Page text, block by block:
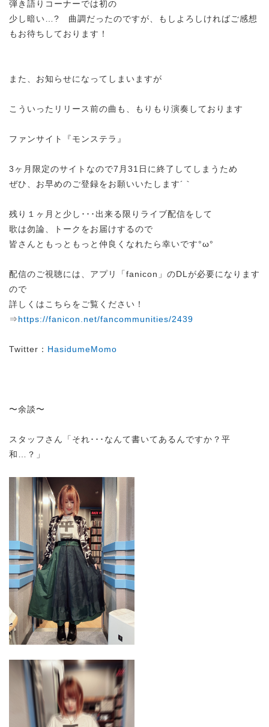
弾き語りコーナーでは初の
少し暗い…? 曲調だったのですが、もしよろしければご感想
もお待ちしております！
また、お知らせになってしまいますが
こういったリリース前の曲も、もりもり演奏しております
ファンサイト『モンステラ』
3ヶ月限定のサイトなので7月31日に終了してしまうため
ぜひ、お早めのご登録をお願いいたします´｀
残り１ヶ月と少し･･･出来る限りライブ配信をして
歌は勿論、トークをお届けするので
皆さんともっともっと仲良くなれたら幸いです°ω°
配信のご視聴には、アプリ「fanicon」のDLが必要になります
ので
詳しくはこちらをご覧ください！
⇒https://fanicon.net/fancommunities/2439
Twitter： HasidumeMomo
〜余談〜
スタッフさん「それ･･･なんて書いてあるんですか？平
和…？」